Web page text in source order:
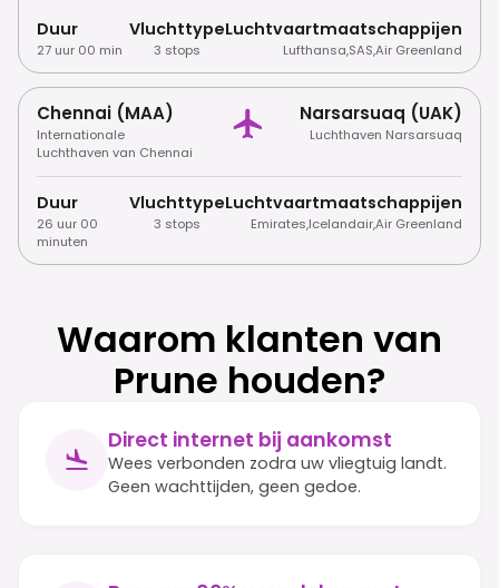
Duur
27 uur 00 min
Vluchttype
3 stops
Luchtvaartmaatschappijen
Lufthansa,SAS,Air Greenland
Chennai (MAA)
Internationale
Luchthaven van Chennai
Narsarsuaq (UAK)
Luchthaven Narsarsuaq
Duur
26 uur 00
minuten
Vluchttype
3 stops
Luchtvaartmaatschappijen
Emirates,Icelandair,Air Greenland
Waarom klanten van
Prune houden?
Direct internet bij aankomst
Wees verbonden zodra uw vliegtuig landt.
Geen wachttijden, geen gedoe.